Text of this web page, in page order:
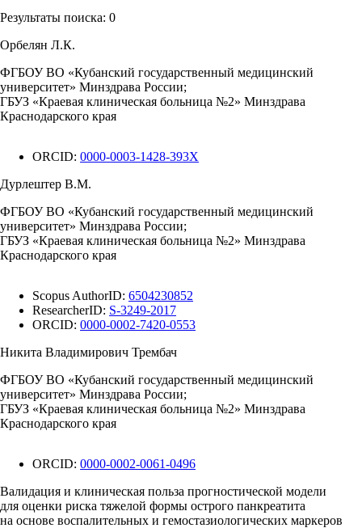
Результаты поиска: 0
Орбелян Л.К.
ФГБОУ ВО «Кубанский государственный медицинский
университет» Минздрава России;
ГБУЗ «Краевая клиническая больница №2» Минздрава
Краснодарского края
ORCID: 0000-0003-1428-393X
Дурлештер В.М.
ФГБОУ ВО «Кубанский государственный медицинский
университет» Минздрава России;
ГБУЗ «Краевая клиническая больница №2» Минздрава
Краснодарского края
Scopus AuthorID: 6504230852
ResearcherID: S-3249-2017
ORCID: 0000-0002-7420-0553
Никита Владимирович Трембач
ФГБОУ ВО «Кубанский государственный медицинский
университет» Минздрава России;
ГБУЗ «Краевая клиническая больница №2» Минздрава
Краснодарского края
ORCID: 0000-0002-0061-0496
Валидация и клиническая польза прогностической модели
для оценки риска тяжелой формы острого панкреатита
на основе воспалительных и гемостазиологических маркеров